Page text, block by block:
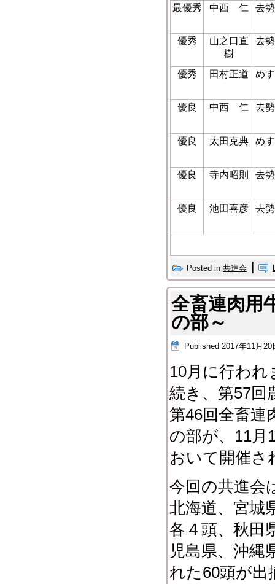
最優秀
中西 仁 去勢
優秀
山之口直
樹
去勢
優秀 田村正道 めす
優良 中西 仁 去勢
優良 太田克典 めす
優良 寺内昭則 去勢
優良 池田喜彦 去勢
Posted in 共進会 |
全畜連肉用
の部～
Published 2017年11月20
10月に行われ
続き、第57回
第46回全畜連
の部が、11月
おいて開催さ
今回の共進会
北海道、宮城
各４頭、秋田
児島県、沖縄
れた60頭が出